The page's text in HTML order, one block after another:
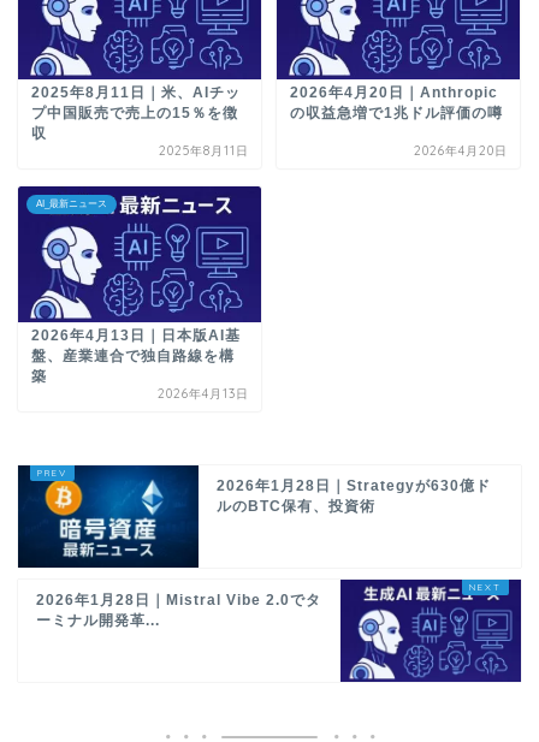
2025年8月11日｜米、AIチッ
プ中国販売で売上の15％を徴
収
2025年8月11日
2026年4月20日｜Anthropic
の収益急増で1兆ドル評価の噂
2026年4月20日
AI_最新ニュース
2026年4月13日｜日本版AI基
盤、産業連合で独自路線を構
築
2026年4月13日
2026年1月28日｜Strategyが630億ド
ルのBTC保有、投資術
2026年1月28日｜Mistral Vibe 2.0でタ
ーミナル開発革...